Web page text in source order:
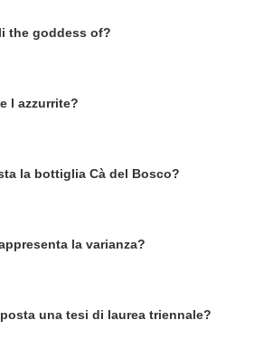
the goddess of?
l azzurrite?
la bottiglia Cà del Bosco?
la varianza?
una tesi di laurea triennale?